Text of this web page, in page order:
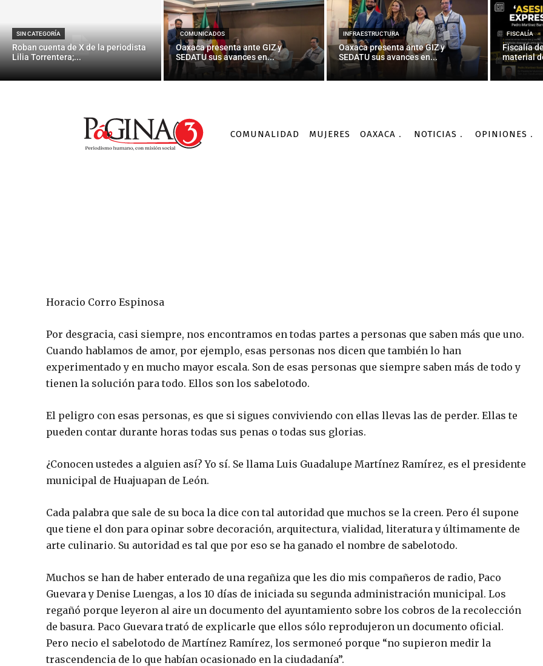
SIN CATEGORÍA
Roban cuenta de X de la periodista
Lilia Torrentera;...
COMUNICADOS
Oaxaca presenta ante GIZ y
SEDATU sus avances en...
INFRAESTRUCTURA
Oaxaca presenta ante GIZ y
SEDATU sus avances en...
FISCALÍA
Fiscalía
material
COMUNALIDAD MUJERES OAXACA NOTICIAS OPINIONES
OPINIONES HORACIO CORRO
Luis de Guadalupe el
Por COMUNICADOS - 15/12/2015
Horacio Corro Espinosa
Por desgracia, casi siempre, nos encontramos en todas partes a personas que saben más que uno.
Cuando hablamos de amor, por ejemplo, esas personas nos dicen que también lo han
experimentado y en mucho mayor escala. Son de esas personas que siempre saben más de todo y
tienen la solución para todo. Ellos son los sabelotodo.
El peligro con esas personas, es que si sigues conviviendo con ellas llevas las de perder. Ellas te
pueden contar durante horas todas sus penas o todas sus glorias.
¿Conocen ustedes a alguien así? Yo sí. Se llama Luis Guadalupe Martínez Ramírez, es el presidente
municipal de Huajuapan de León.
Cada palabra que sale de su boca la dice con tal autoridad que muchos se la creen. Pero él supone
que tiene el don para opinar sobre decoración, arquitectura, vialidad, literatura y últimamente de
arte culinario. Su autoridad es tal que por eso se ha ganado el nombre de sabelotodo.
Muchos se han de haber enterado de una regañiza que les dio mis compañeros de radio, Paco
Guevara y Denise Luengas, a los 10 días de iniciada su segunda administración municipal. Los
regañó porque leyeron al aire un documento del ayuntamiento sobre los cobros de la recolección
de basura. Paco Guevara trató de explicarle que ellos sólo reprodujeron un documento oficial.
Pero necio el sabelotodo de Martínez Ramírez, los sermoneó porque “no supieron medir la
trascendencia de lo que habían ocasionado en la ciudadanía”.